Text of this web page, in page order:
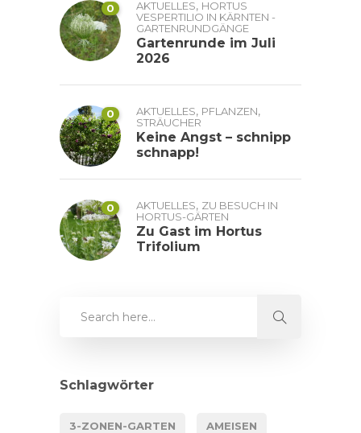
0 AKTUELLES, HORTUS
VESPERTILIO IN KÄRNTEN -
GARTENRUNDGÄNGE
Gartenrunde im Juli
2026
0 AKTUELLES, PFLANZEN,
STRÄUCHER
Keine Angst – schnipp
schnapp!
0 AKTUELLES, ZU BESUCH IN
HORTUS-GÄRTEN
Zu Gast im Hortus
Trifolium
Schlagwörter
3-ZONEN-GARTEN AMEISEN